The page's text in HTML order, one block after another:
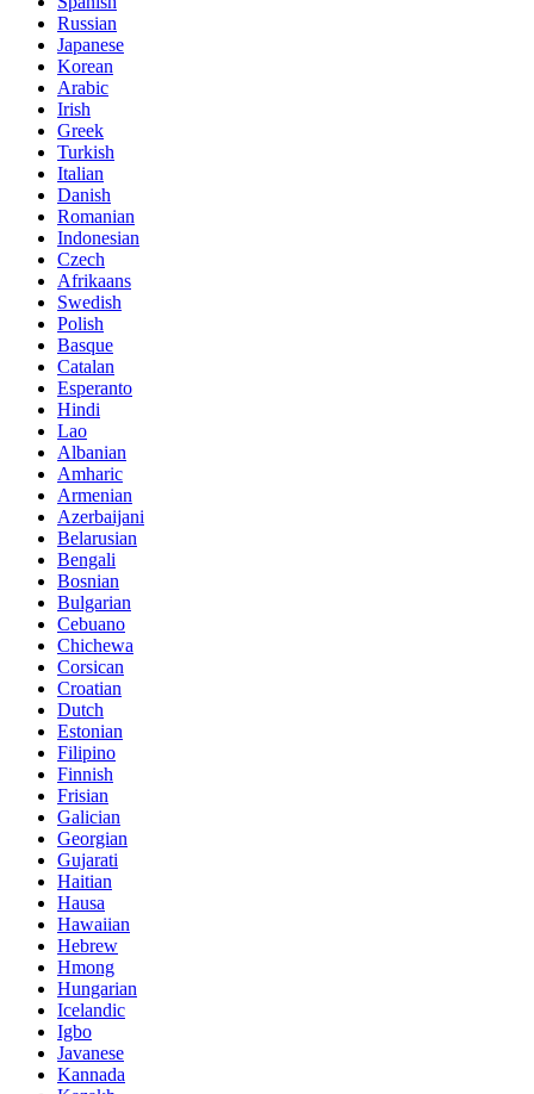
Russian
Japanese
Korean
Arabic
Irish
Greek
Turkish
Italian
Danish
Romanian
Indonesian
Czech
Afrikaans
Swedish
Polish
Basque
Catalan
Esperanto
Hindi
Lao
Albanian
Amharic
Armenian
Azerbaijani
Belarusian
Bengali
Bosnian
Bulgarian
Cebuano
Chichewa
Corsican
Croatian
Dutch
Estonian
Filipino
Finnish
Frisian
Galician
Georgian
Gujarati
Haitian
Hausa
Hawaiian
Hebrew
Hmong
Hungarian
Icelandic
Igbo
Javanese
Kannada